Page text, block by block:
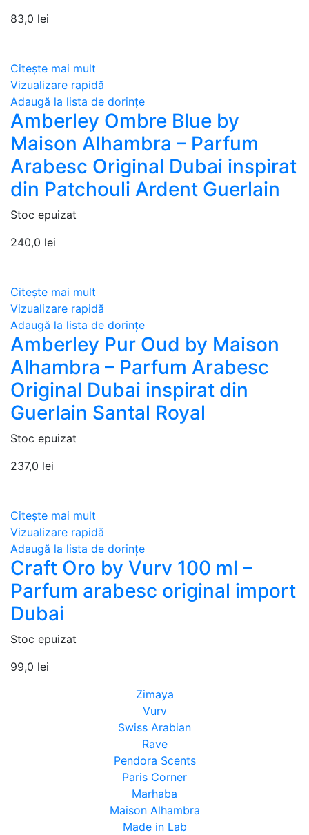
83,0 lei
Citește mai mult
Vizualizare rapidă
Adaugă la lista de dorințe
Amberley Ombre Blue by
Maison Alhambra – Parfum
Arabesc Original Dubai inspirat
din Patchouli Ardent Guerlain
Stoc epuizat
240,0 lei
Citește mai mult
Vizualizare rapidă
Adaugă la lista de dorințe
Amberley Pur Oud by Maison
Alhambra – Parfum Arabesc
Original Dubai inspirat din
Guerlain Santal Royal
Stoc epuizat
237,0 lei
Citește mai mult
Vizualizare rapidă
Adaugă la lista de dorințe
Craft Oro by Vurv 100 ml –
Parfum arabesc original import
Dubai
Stoc epuizat
99,0 lei
Zimaya
Vurv
Swiss Arabian
Rave
Pendora Scents
Paris Corner
Marhaba
Maison Alhambra
Made in Lab